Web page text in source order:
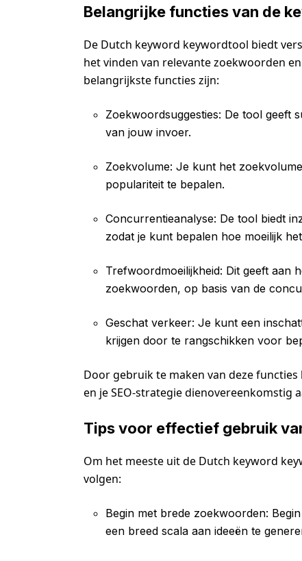
Belangrijke functies van de
De Dutch keyword keywordtool biedt
het vinden van relevante zoekwoorden
belangrijkste functies zijn:
Zoekwoordsuggesties: De tool geeft
van jouw invoer.
Zoekvolume: Je kunt het
populariteit te bepalen.
Concurrentieanalyse: De tool biedt
zodat je kunt bepalen hoe moeilijk
Trefwoordmoeilijkheid: Dit geeft aan
zoekwoorden, op basis van de
Geschat verkeer: Je kunt een
krijgen door te rangschikken voor
Door gebruik te maken van deze
en je SEO-strategie dienovereenkomstig
Tips voor effectief gebruik
Om het meeste uit de Dutch keyword
volgen:
Begin met brede zoekwoorden:
een breed scala aan ideeën te